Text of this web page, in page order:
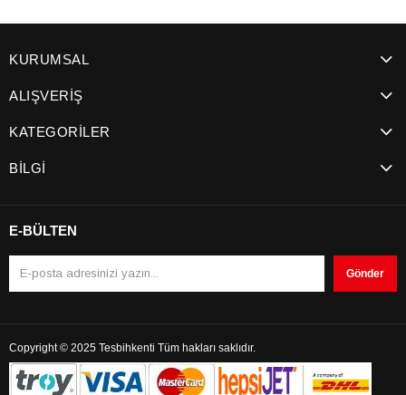
KURUMSAL
ALIŞVERİŞ
KATEGORİLER
BİLGİ
E-BÜLTEN
Gönder
Copyright © 2025 Tesbihkenti Tüm hakları saklıdır.